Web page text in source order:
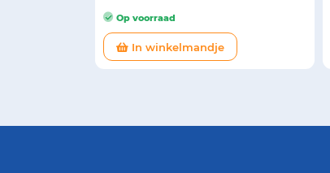
Op voorraad
In winkelmandje